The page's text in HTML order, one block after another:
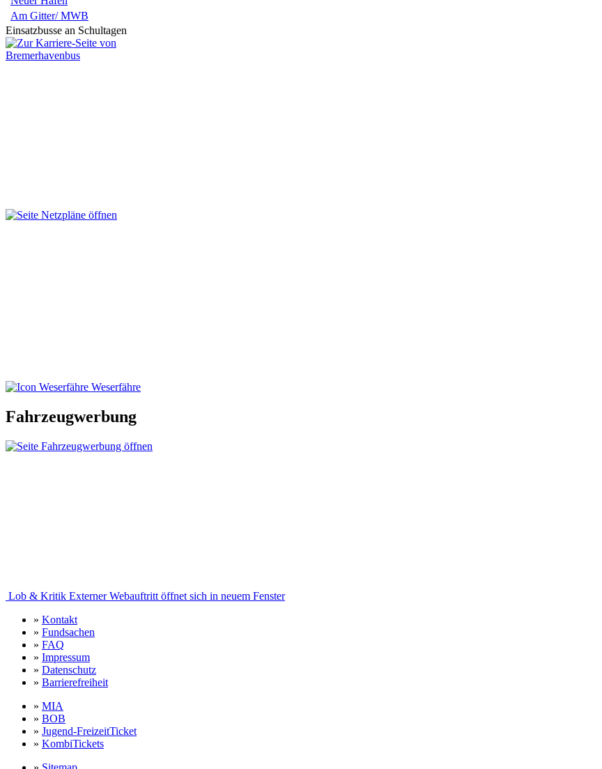
Am Gitter/ MWB
Einsatzbusse an Schultagen
Weserfähre
Fahrzeugwerbung
Lob & Kritik Externer Webauftritt öffnet sich in neuem Fenster
» Kontakt
» Fundsachen
» FAQ
» Impressum
» Datenschutz
» Barrierefreiheit
» MIA
» BOB
» Jugend-FreizeitTicket
» KombiTickets